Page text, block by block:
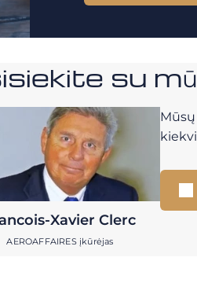
su
Xavier Clerc
AEROAFFAIRES įkūrėjas